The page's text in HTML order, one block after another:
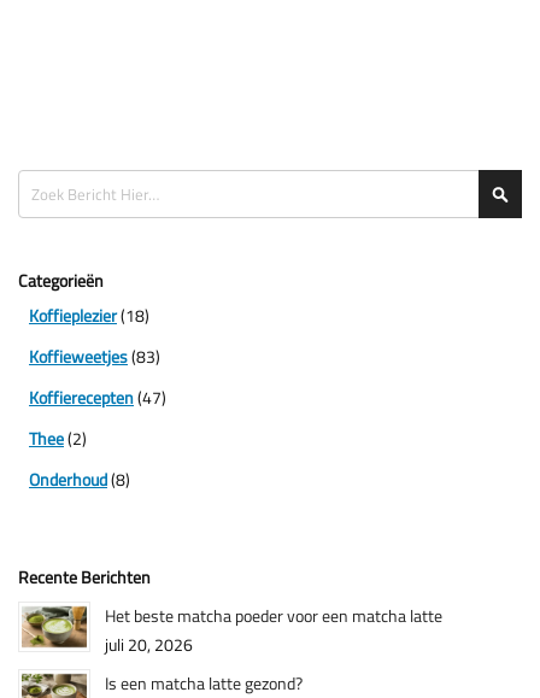
Categorieën
Koffieplezier(18)
Koffieweetjes(83)
Koffierecepten(47)
Thee(2)
Onderhoud(8)
Recente Berichten
Het beste matcha poeder voor een matcha latte
juli 20, 2026
Is een matcha latte gezond?